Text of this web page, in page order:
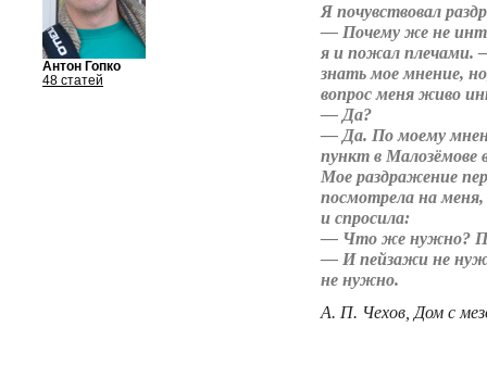
Антон Гопко
48 статей
Я почувствовал
— Почему же не
я и пожал плечами.
знать мое мнение,
вопрос меня живо
— Да?
— Да. По моему
пункт в Малозёмове
Мое раздражение
посмотрела на меня,
и спросила:
— Что же нужно?
— И пейзажи не
не нужно.
А. П. Чехов, Дом с